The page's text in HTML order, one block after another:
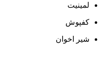
لمینیت
کفپوش
شیر اخوان